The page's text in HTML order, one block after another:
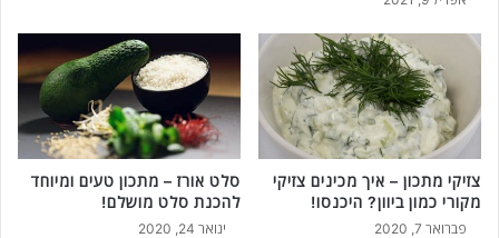
צזיקי מתכון – איך מכינים צזיקי
מקורי כמון ביוון? היכנסו!
פברואר 7, 2020
סלט אורז – מתכון טעים ומיוחד
להכנת סלט מושלם!
ינואר 24, 2020